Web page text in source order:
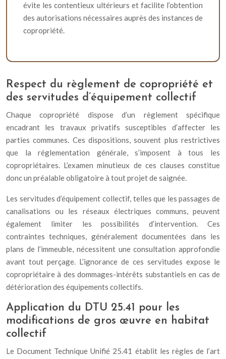
évite les contentieux ultérieurs et facilite l’obtention
des autorisations nécessaires auprès des instances de
copropriété.
Respect du règlement de copropriété et
des servitudes d’équipement collectif
Chaque copropriété dispose d’un règlement spécifique
encadrant les travaux privatifs susceptibles d’affecter les
parties communes. Ces dispositions, souvent plus restrictives
que la réglementation générale, s’imposent à tous les
copropriétaires. L’examen minutieux de ces clauses constitue
donc un préalable obligatoire à tout projet de saignée.
Les servitudes d’équipement collectif, telles que les passages de
canalisations ou les réseaux électriques communs, peuvent
également limiter les possibilités d’intervention. Ces
contraintes techniques, généralement documentées dans les
plans de l’immeuble, nécessitent une consultation approfondie
avant tout perçage. L’ignorance de ces servitudes expose le
copropriétaire à des dommages-intérêts substantiels en cas de
détérioration des équipements collectifs.
Application du DTU 25.41 pour les
modifications de gros œuvre en habitat
collectif
Le Document Technique Unifié 25.41 établit les règles de l’art